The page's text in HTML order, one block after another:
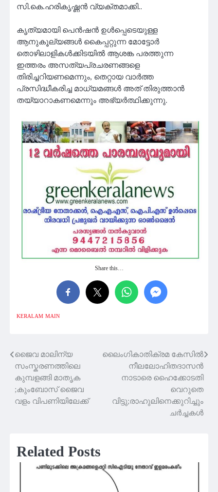
സി.കെ.ഹരികൃഷ്ണൻ വ്യക്തമാക്കി..
കൃത്യമായി പെൻഷൻ ഉൾപ്പെടെയുള്ള
ആനുകൂല്യങ്ങൾ കൈപ്പറ്റുന്ന മോട്ടോർ
തൊഴിലാളികൾക്കിടയിൽ ആശങ്ക പരത്തുന്ന
ഇത്തരം അസത്യപ്രചരണങ്ങളെ
തിരിച്ചറിയണമെന്നും, തെറ്റായ വാർത്ത
പ്രസിദ്ധീകരിച്ച മാധ്യമങ്ങൾ അത് തിരുത്താൻ
തയ്യാറാകണമെന്നും അഭ്യർത്ഥിക്കുന്നു.
Share this…
KERALAM MAIN
Post
navigation
ജൈവ മാലിന്യ
സംസ്കരണത്തിലെ
കുമ്പളങ്ങി മാതൃക
;കുംബോസ് ജൈവ
വളം വിപണിയിലേക്ക്
ലൈംഗികാതിക്രമ കേസില്‍
നീലലോഹിതദാസന്‍
നാടാരെ ഹൈക്കോടതി
വെറുതെ
വിട്ടു;രാഹുലിനെക്കുറിച്ചും
ചർച്ചകൾ
Related Posts